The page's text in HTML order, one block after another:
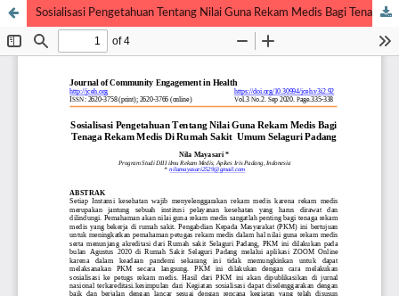
Sosialisasi Pengetahuan Tentang Nilai Guna Rekam Medis Bagi Tenaga Rekam Medis Di Rumah Sakit Umum Selaguri Padang